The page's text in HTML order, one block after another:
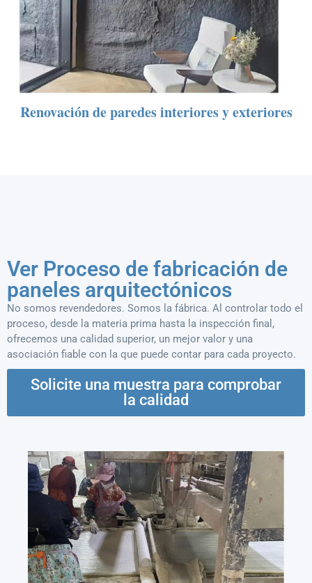
Renovación de paredes interiores y exteriores
Ver Proceso de fabricación de
paneles arquitectónicos
No somos revendedores. Somos la fábrica. Al controlar todo el
proceso, desde la materia prima hasta la inspección final,
ofrecemos una calidad superior, un mejor valor y una
asociación fiable con la que puede contar para cada proyecto.
Solicite una muestra para comprobar
la calidad